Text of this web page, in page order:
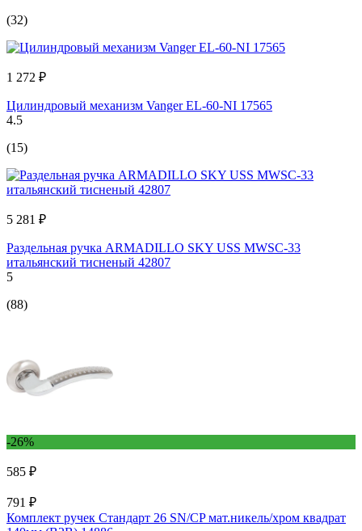
(32)
1 272 ₽
Цилиндровый механизм Vanger EL-60-NI 17565
4.5
(15)
5 281 ₽
Раздельная ручка ARMADILLO SKY USS MWSC-33
итальянский тисненый 42807
5
(88)
-26%
585 ₽
791 ₽
Комплект ручек Стандарт 26 SN/CP мат.никель/хром квадрат